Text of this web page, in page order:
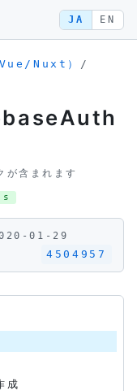
JA EN
Vue/Nuxt） /
が含まれます
01-29
4504957
成